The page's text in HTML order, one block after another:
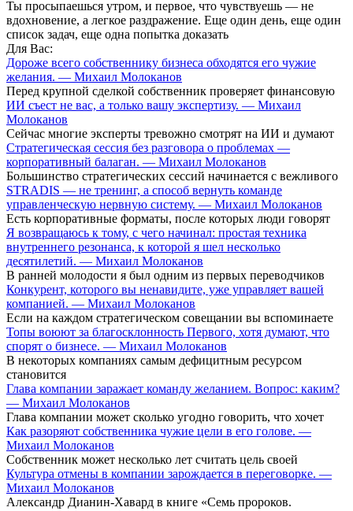
Ты просыпаешься утром, и первое, что чувствуешь — не
вдохновение, а легкое раздражение. Еще один день, еще один
список задач, еще одна попытка доказать
Для Вас:
Дороже всего собственнику бизнеса обходятся его чужие
желания. — Михаил Молоканов
Перед крупной сделкой собственник проверяет финансовую
ИИ съест не вас, а только вашу экспертизу. — Михаил
Молоканов
Сейчас многие эксперты тревожно смотрят на ИИ и думают
Стратегическая сессия без разговора о проблемах —
корпоративный балаган. — Михаил Молоканов
Большинство стратегических сессий начинается с вежливого
STRADIS — не тренинг, а способ вернуть команде
управленческую нервную систему. — Михаил Молоканов
Есть корпоративные форматы, после которых люди говорят
Я возвращаюсь к тому, с чего начинал: простая техника
внутреннего резонанса, к которой я шел несколько
десятилетий. — Михаил Молоканов
В ранней молодости я был одним из первых переводчиков
Конкурент, которого вы ненавидите, уже управляет вашей
компанией. — Михаил Молоканов
Если на каждом стратегическом совещании вы вспоминаете
Топы воюют за благосклонность Первого, хотя думают, что
спорят о бизнесе. — Михаил Молоканов
В некоторых компаниях самым дефицитным ресурсом
становится
Глава компании заражает команду желанием. Вопрос: каким?
— Михаил Молоканов
Глава компании может сколько угодно говорить, что хочет
Как разоряют собственника чужие цели в его голове. —
Михаил Молоканов
Собственник может несколько лет считать цель своей
Культура отмены в компании зарождается в переговорке. —
Михаил Молоканов
Александр Дианин-Хавард в книге «Семь пророков.